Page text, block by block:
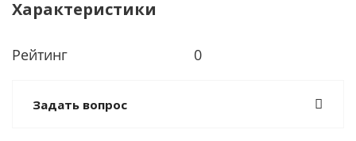
Характеристики
Рейтинг 0
Задать вопрос